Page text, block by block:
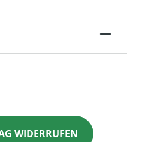
WIDERRUFEN